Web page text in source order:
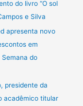
do livro “O sol
e Silva
apresenta novo
em
do
presidente da
acadêmico titular